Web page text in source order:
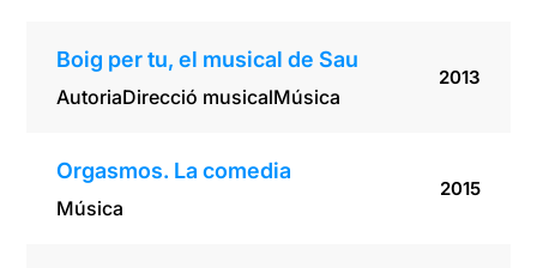
Boig per tu, el musical de Sau
AutoriaDirecció musicalMúsica
2013
Orgasmos. La comedia
Música
2015